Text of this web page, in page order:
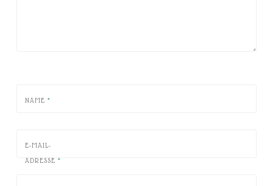
NAME *
E-MAIL-
ADRESSE *